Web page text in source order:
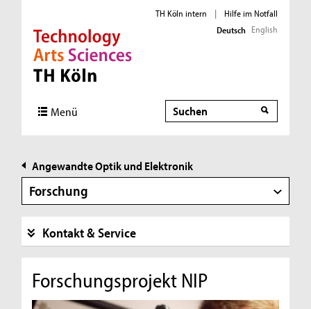
Direkt zur Hauptnavigation
Direkt zur Subnavigation
Direkt zum Inhalt
Direkt zum Fußbereich
TH Köln intern |
Hilfe im Notfall
Deutsch English
Menü Suche
Suche
Angewandte Optik und Elektronik
Forschung
Kontakt & Service
Forschungsprojekt NIP